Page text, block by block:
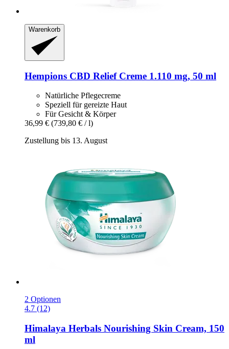
Warenkorb
Hempions CBD Relief Creme 1.110 mg, 50 ml
Natürliche Pflegecreme
Speziell für gereizte Haut
Für Gesicht & Körper
36,99 € (739,80 € / l)
Zustellung bis 13. August
2 Optionen
4.7 (12)
Himalaya Herbals Nourishing Skin Cream, 150
ml